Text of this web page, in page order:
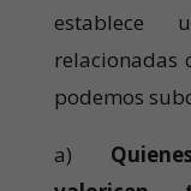
establece
relacionadas
podemos
a)